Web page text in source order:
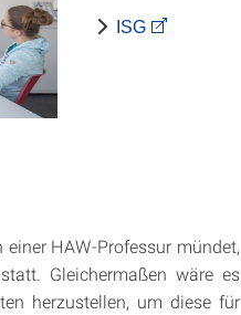
ISG
HAW-Professur mündet,
Gleichermaßen wäre es
herzustellen, um diese für